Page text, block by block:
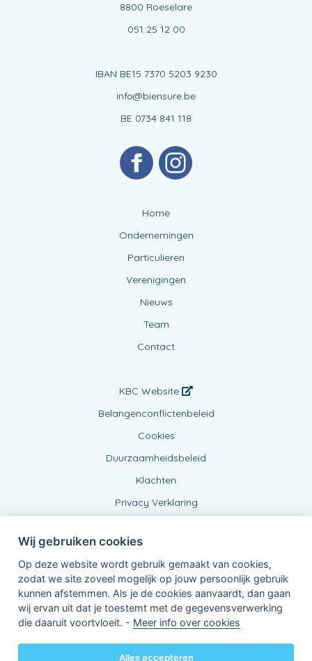
8800 Roeselare
051 25 12 00
IBAN BE15 7370 5203 9230
info@biensure.be
BE 0734 841 118
Home
Ondernemingen
Particulieren
Verenigingen
Nieuws
Team
Contact
KBC Website
Belangenconflictenbeleid
Cookies
Duurzaamheidsbeleid
Klachten
Privacy Verklaring
Verbonden Agent, BE 0734 841 118
van KBC Verzekeringen nv
3000 Leuven - Belgie
Wij gebruiken cookies
Op deze website wordt gebruik gemaakt van cookies,
zodat we site zoveel mogelijk op jouw persoonlijk gebruik
kunnen afstemmen. Als je de cookies aanvaardt, dan gaan
wij ervan uit dat je toestemt met de gegevensverwerking
die daaruit voortvloeit. - Meer info over cookies
Alles accepteren